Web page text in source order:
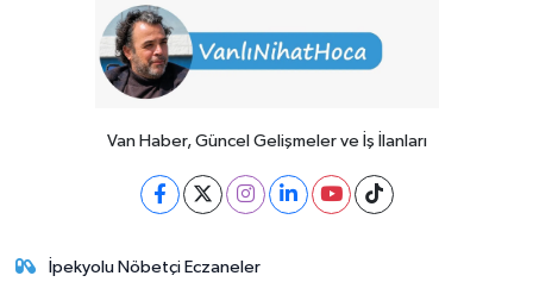
Van Haber, Güncel Gelişmeler ve İş İlanları
İpekyolu Nöbetçi Eczaneler